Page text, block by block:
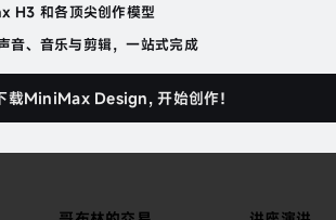
H3 和各顶尖创作模型
音、音乐与剪辑，一站式完成
载MiniMax Design, 开始创作！